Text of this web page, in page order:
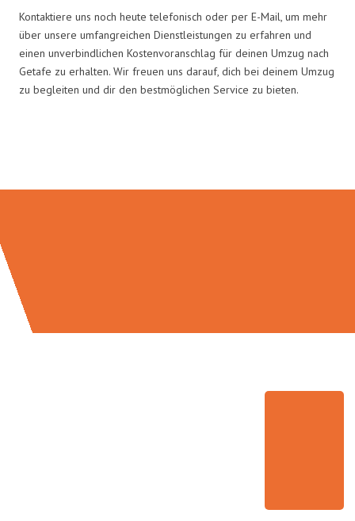
Kontaktiere uns noch heute telefonisch oder per E-Mail, um mehr
über unsere umfangreichen Dienstleistungen zu erfahren und
einen unverbindlichen Kostenvoranschlag für deinen Umzug nach
Getafe zu erhalten. Wir freuen uns darauf, dich bei deinem Umzug
zu begleiten und dir den bestmöglichen Service zu bieten.